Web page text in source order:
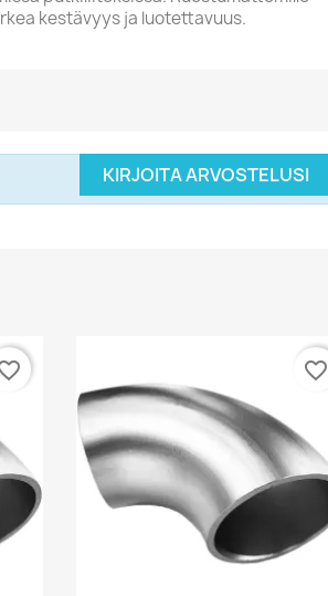
kestävyys ja luotettavuus.
KIRJOITA ARVOSTELUSI
favorite_border